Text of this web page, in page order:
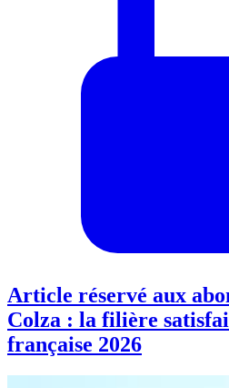
Article réservé aux
Colza : la filière
française 2026